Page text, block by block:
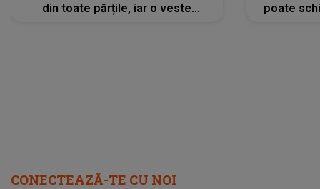
din toate părțile, iar o veste
poate
CONECTEAZĂ-TE CU NOI